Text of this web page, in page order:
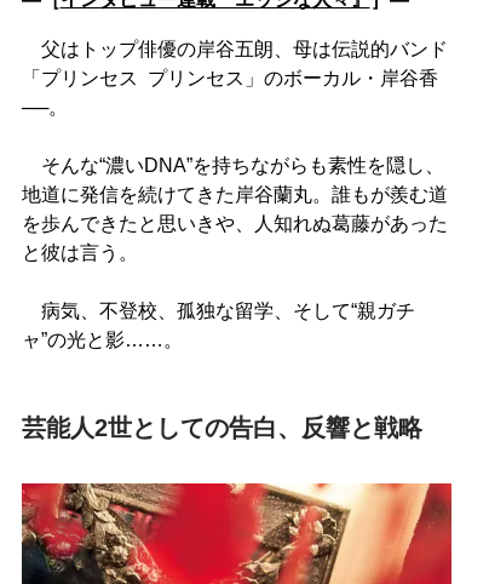
父はトップ俳優の岸谷五朗、母は伝説的バンド
「プリンセス プリンセス」のボーカル・岸谷香
──。
そんな“濃いDNA”を持ちながらも素性を隠し、
地道に発信を続けてきた岸谷蘭丸。誰もが羨む道
を歩んできたと思いきや、人知れぬ葛藤があった
と彼は言う。
病気、不登校、孤独な留学、そして“親ガチ
ャ”の光と影……。
芸能人2世としての告白、反響と戦略